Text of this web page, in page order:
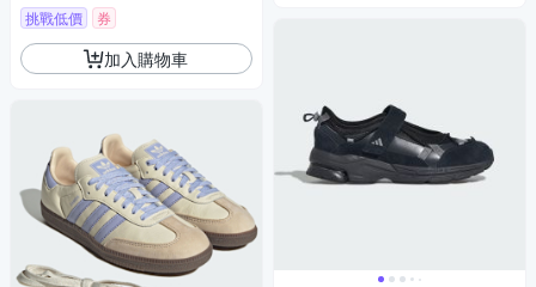
挑戰低價 券
加入購物車